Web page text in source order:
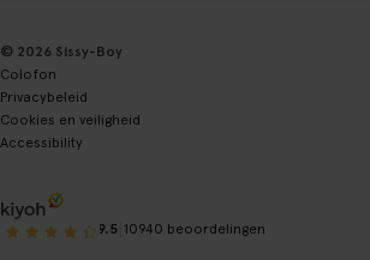
© 2026 Sissy-Boy
Colofon
Privacybeleid
Cookies en veiligheid
Accessibility
9.5 10940 beoordelingen